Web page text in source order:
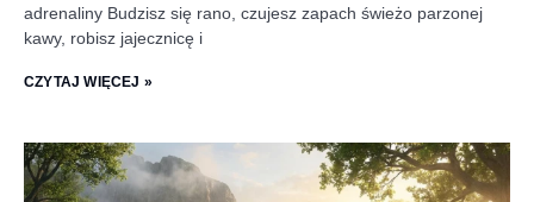
adrenaliny Budzisz się rano, czujesz zapach świeżo parzonej
kawy, robisz jajecznicę i
CZYTAJ WIĘCEJ »